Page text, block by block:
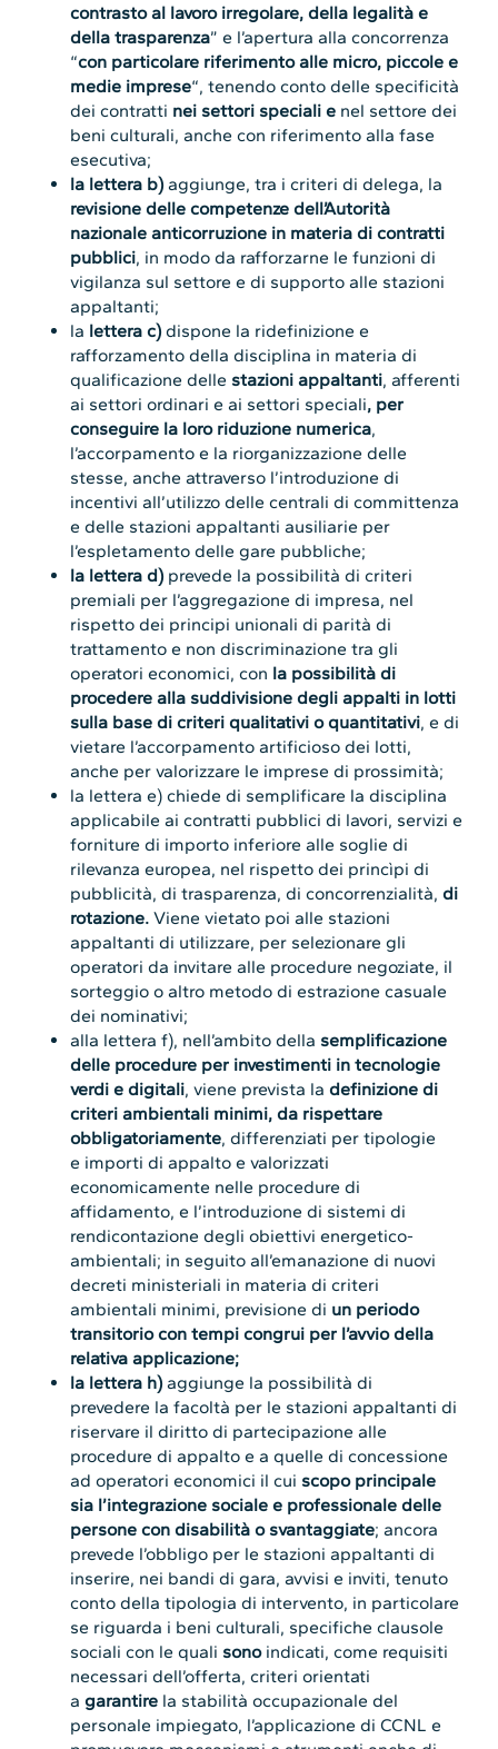
contrasto al lavoro irregolare, della legalità e
della trasparenza” e l’apertura alla concorrenza
“con particolare riferimento alle micro, piccole e
medie imprese“, tenendo conto delle specificità
dei contratti nei settori speciali e nel settore dei
beni culturali, anche con riferimento alla fase
esecutiva;
la lettera b)aggiunge, tra i criteri di delega, la
revisione delle competenze dell’Autorità
nazionale anticorruzione in materia di contratti
pubblici, in modo da rafforzarne le funzioni di
vigilanza sul settore e di supporto alle stazioni
appaltanti;
la lettera c)dispone la ridefinizione e
rafforzamento della disciplina in materia di
qualificazione delle stazioni appaltanti, afferenti
ai settori ordinari e ai settori speciali, per
conseguire la loro riduzione numerica,
l’accorpamento e la riorganizzazione delle
stesse, anche attraverso l’introduzione di
incentivi all’utilizzo delle centrali di committenza
e delle stazioni appaltanti ausiliarie per
l’espletamento delle gare pubbliche;
la lettera d) prevede la possibilità di criteri
premiali per l’aggregazione di impresa, nel
rispetto dei principi unionali di parità di
trattamento e non discriminazione tra gli
operatori economici, con la possibilità di
procedere alla suddivisione degli appalti in lotti
sulla base di criteri qualitativi o quantitativi, e di
vietare l’accorpamento artificioso dei lotti,
anche per valorizzare le imprese di prossimità;
la lettera e) chiede di semplificare la disciplina
applicabile ai contratti pubblici di lavori, servizi e
forniture di importo inferiore alle soglie di
rilevanza europea, nel rispetto dei princìpi di
pubblicità, di trasparenza, di concorrenzialità,di
rotazione.Viene vietato poi alle stazioni
appaltanti di utilizzare, per selezionare gli
operatori da invitare alle procedure negoziate, il
sorteggio o altro metodo di estrazione casuale
dei nominativi;
alla lettera f), nell’ambito della semplificazione
delle procedure per investimenti in tecnologie
verdi e digitali, viene prevista ladefinizione di
criteri ambientali minimi, da rispettare
obbligatoriamente, differenziati per tipologie
e importi di appalto e valorizzati
economicamente nelle procedure di
affidamento, e l’introduzione di sistemi di
rendicontazione degli obiettivi energetico-
ambientali; in seguito all’emanazione di nuovi
decreti ministeriali in materia di criteri
ambientali minimi, previsione di un periodo
transitorio con tempi congrui per l’avvio della
relativa applicazione;
la lettera h)aggiunge la possibilità di
prevedere la facoltà per le stazioni appaltanti di
riservare il diritto di partecipazione alle
procedure di appalto e a quelle di concessione
ad operatori economici il cui scopo principale
sia l’integrazione sociale e professionale delle
persone con disabilità o svantaggiate; ancora
prevede l’obbligo per le stazioni appaltanti di
inserire, nei bandi di gara, avvisi e inviti, tenuto
conto della tipologia di intervento, in particolare
se riguarda i beni culturali, specifiche clausole
sociali con le quali sonoindicati, come requisiti
necessari dell’offerta, criteri orientati
agarantire la stabilità occupazionale del
personale impiegato, l’applicazione di CCNL e